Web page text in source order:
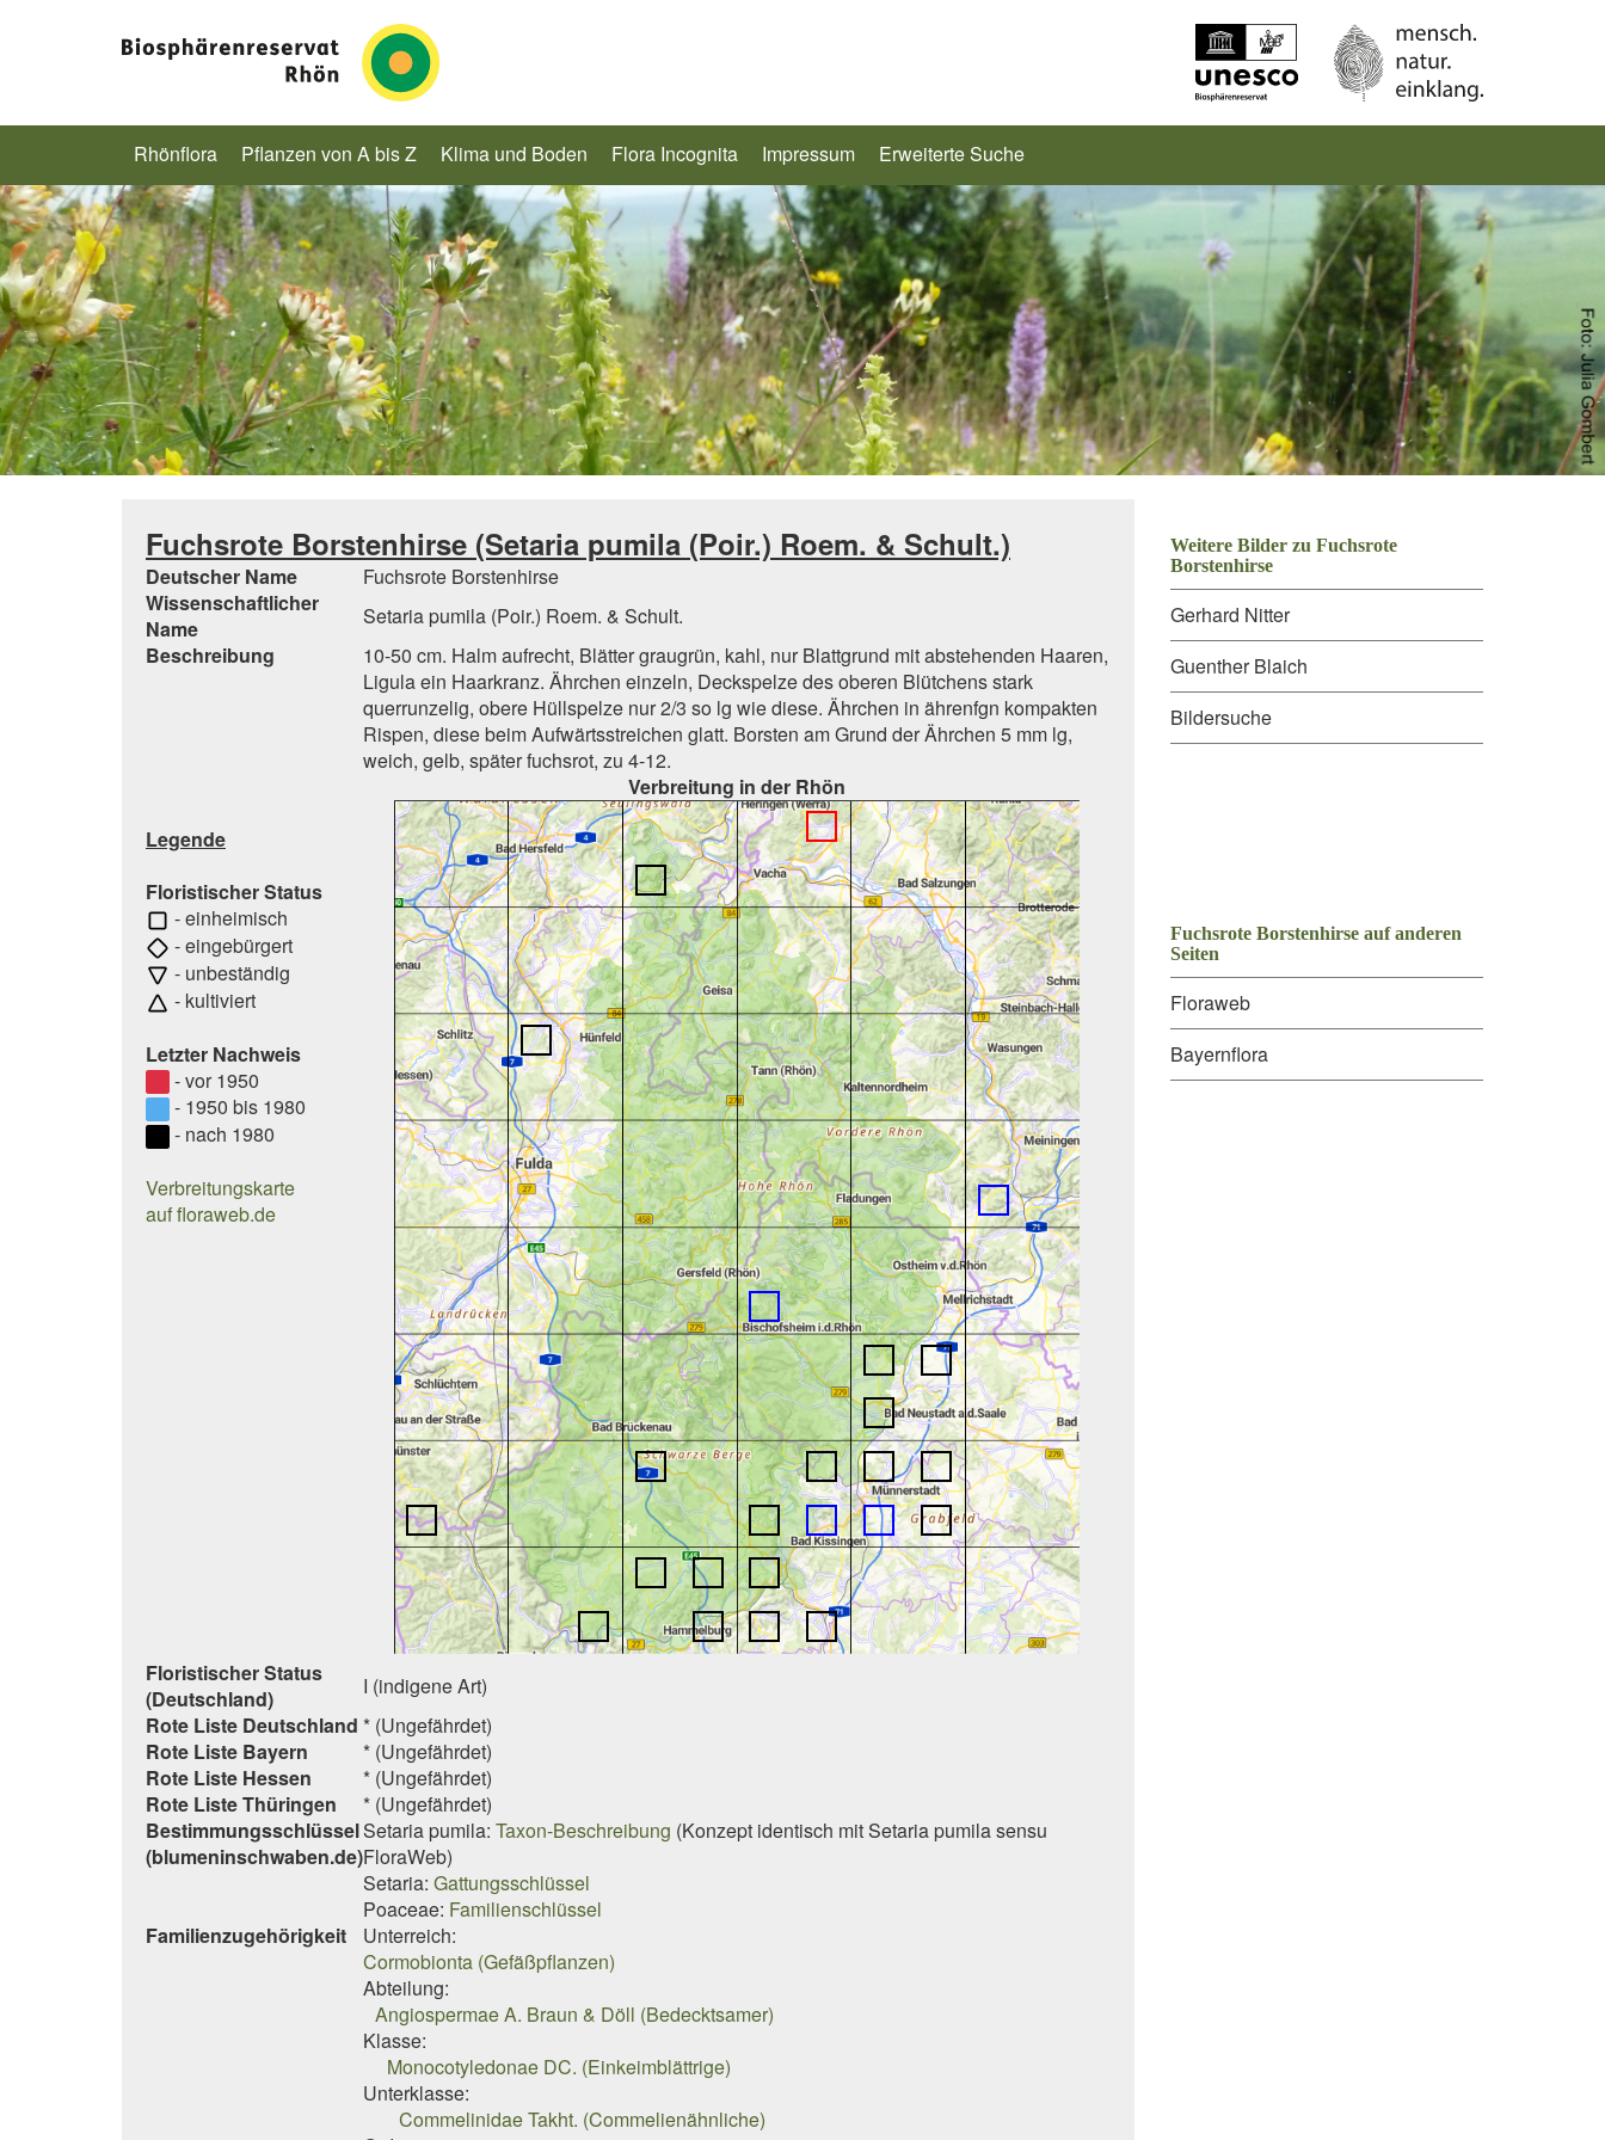
Rhönflora Pflanzen von A bis Z Klima und Boden Flora Incognita Impressum Erweiterte Suche
Fuchsrote Borstenhirse (Setaria pumila (Poir.) Roem. & Schult.)
Deutscher Name
Fuchsrote Borstenhirse
Wissenschaftlicher
Name
Setaria pumila (Poir.) Roem. & Schult.
Beschreibung
10-50 cm. Halm aufrecht, Blätter graugrün, kahl, nur Blattgrund mit abstehenden Haaren,
Ligula ein Haarkranz. Ährchen einzeln, Deckspelze des oberen Blütchens stark
querrunzelig, obere Hüllspelze nur 2/3 so lg wie diese. Ährchen in ährenfgn kompakten
Rispen, diese beim Aufwärtsstreichen glatt. Borsten am Grund der Ährchen 5 mm lg,
weich, gelb, später fuchsrot, zu 4-12.
Verbreitung in der Rhön
Legende
Floristischer Status
- einheimisch
- eingebürgert
- unbeständig
- kultiviert
Letzter Nachweis
- vor 1950
- 1950 bis 1980
- nach 1980
Verbreitungskarte
auf floraweb.de
Floristischer Status
(Deutschland)
I (indigene Art)
Rote Liste Deutschland * (Ungefährdet)
Rote Liste Bayern
* (Ungefährdet)
Rote Liste Hessen
* (Ungefährdet)
Rote Liste Thüringen
* (Ungefährdet)
Bestimmungsschlüssel
(blumeninschwaben.de)
Setaria pumila: Taxon-Beschreibung (Konzept identisch mitSetaria pumilasensu
FloraWeb)
Setaria: Gattungsschlüssel
Poaceae: Familienschlüssel
Familienzugehörigkeit
Unterreich:
Cormobionta (Gefäßpflanzen)
Abteilung:
Angiospermae A. Braun & Döll (Bedecktsamer)
Klasse:
Monocotyledonae DC. (Einkeimblättrige)
Unterklasse:
Commelinidae Takht. (Commelienähnliche)
Weitere Bilder zu Fuchsrote
Borstenhirse
Gerhard Nitter
Guenther Blaich
Bildersuche
Fuchsrote Borstenhirse auf anderen
Seiten
Floraweb
Bayernflora